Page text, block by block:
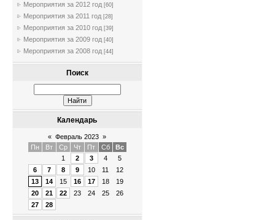
Мероприятия за 2012 год [60]
Мероприятия за 2011 год [28]
Мероприятия за 2010 год [39]
Мероприятия за 2009 год [40]
Мероприятия за 2008 год [44]
Поиск
Календарь
« Февраль 2023 »
Пн
Вт Ср Чт Пт Сб
Вс
1
2 3 4
5
6
7 8 9 10 11
12
13
14 15 16 17 18
19
20
21 22 23 24 25
26
27
28